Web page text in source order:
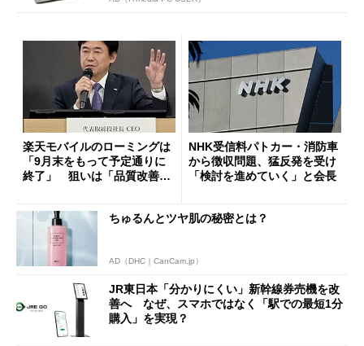
楽天モバイルのローミングは
「9月末をもって予定通りに
終了」 狙いは「品質改善」
も
NHK受信料パトカー・消防車
から徴収問題、猛反発を受け
「検討を進めていく」と会長
ちゅるんとツヤ肌の秘密とは？
AD（DHC｜CanCam.jp）
JR東日本「分かりにくい」新幹線券売機を改
善へ なぜ、スマホではなく「駅での最短1分
購入」を実現？